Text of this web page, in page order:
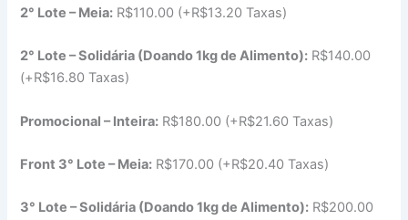
2° Lote – Meia: R$110.00 (+R$13.20 Taxas)
2° Lote – Solidária (Doando 1kg de Alimento): R$140.00
(+R$16.80 Taxas)
Promocional – Inteira: R$180.00 (+R$21.60 Taxas)
Front 3° Lote – Meia: R$170.00 (+R$20.40 Taxas)
3° Lote – Solidária (Doando 1kg de Alimento): R$200.00